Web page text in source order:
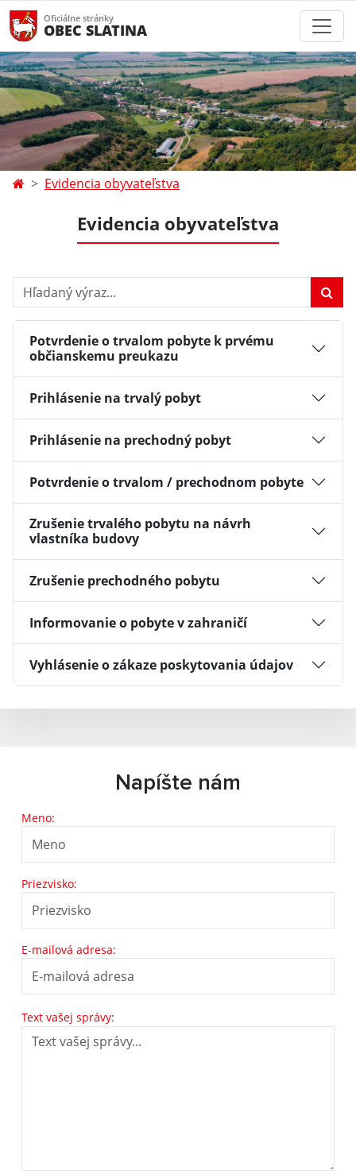
Oficiálne stránky
OBEC SLATINA
Evidencia obyvateľstva
Evidencia obyvateľstva
Hľadaný výraz...
Potvrdenie o trvalom pobyte k prvému
občianskemu preukazu
Prihlásenie na trvalý pobyt
Prihlásenie na prechodný pobyt
Potvrdenie o trvalom / prechodnom pobyte
Zrušenie trvalého pobytu na návrh
vlastníka budovy
Zrušenie prechodného pobytu
Informovanie o pobyte v zahraničí
Vyhlásenie o zákaze poskytovania údajov
Napíšte nám
Meno:
Priezvisko:
E-mailová adresa:
Text vašej správy: